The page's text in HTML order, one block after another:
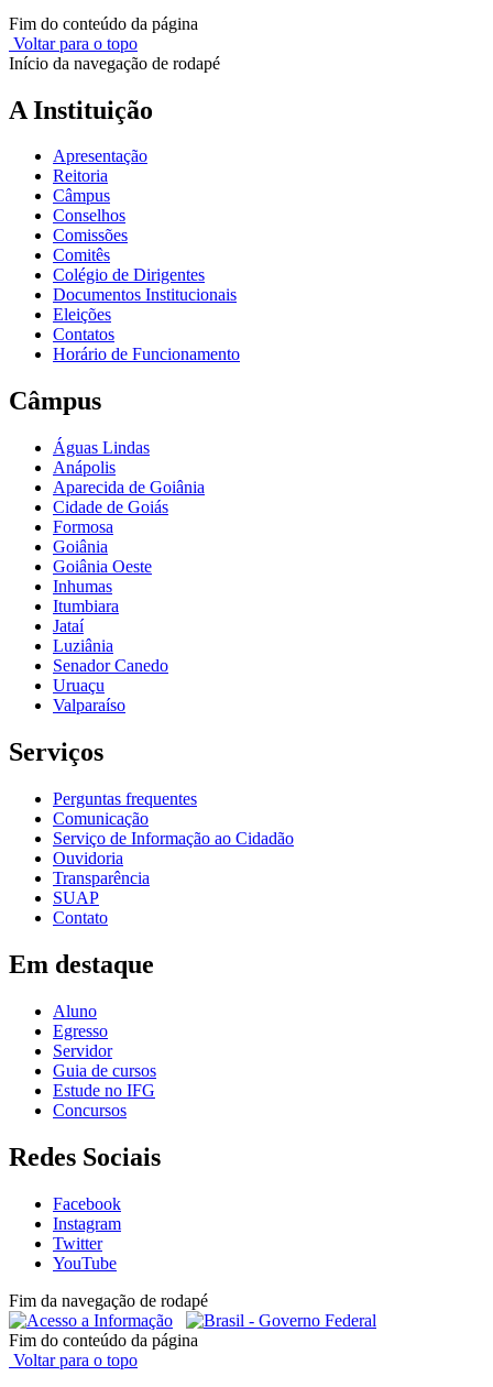
Fim do conteúdo da página
Voltar para o topo
Início da navegação de rodapé
A Instituição
Apresentação
Reitoria
Câmpus
Conselhos
Comissões
Comitês
Colégio de Dirigentes
Documentos Institucionais
Eleições
Contatos
Horário de Funcionamento
Câmpus
Águas Lindas
Anápolis
Aparecida de Goiânia
Cidade de Goiás
Formosa
Goiânia
Goiânia Oeste
Inhumas
Itumbiara
Jataí
Luziânia
Senador Canedo
Uruaçu
Valparaíso
Serviços
Perguntas frequentes
Comunicação
Serviço de Informação ao Cidadão
Ouvidoria
Transparência
SUAP
Contato
Em destaque
Aluno
Egresso
Servidor
Guia de cursos
Estude no IFG
Concursos
Redes Sociais
Facebook
Instagram
Twitter
YouTube
Fim da navegação de rodapé
Fim do conteúdo da página
Voltar para o topo